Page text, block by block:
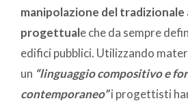
manipolazione del
progettuale che da sempre
edifici pubblici. Utilizzando
un “linguaggio compositivo e
contemporaneo”i progettisti